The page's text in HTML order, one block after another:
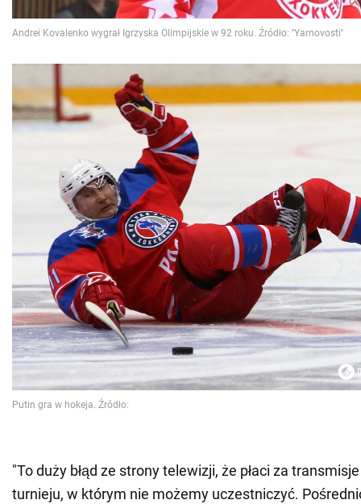
"To duży błąd ze strony telewizji, że płaci za
turnieju, w którym nie możemy uczestniczyć.